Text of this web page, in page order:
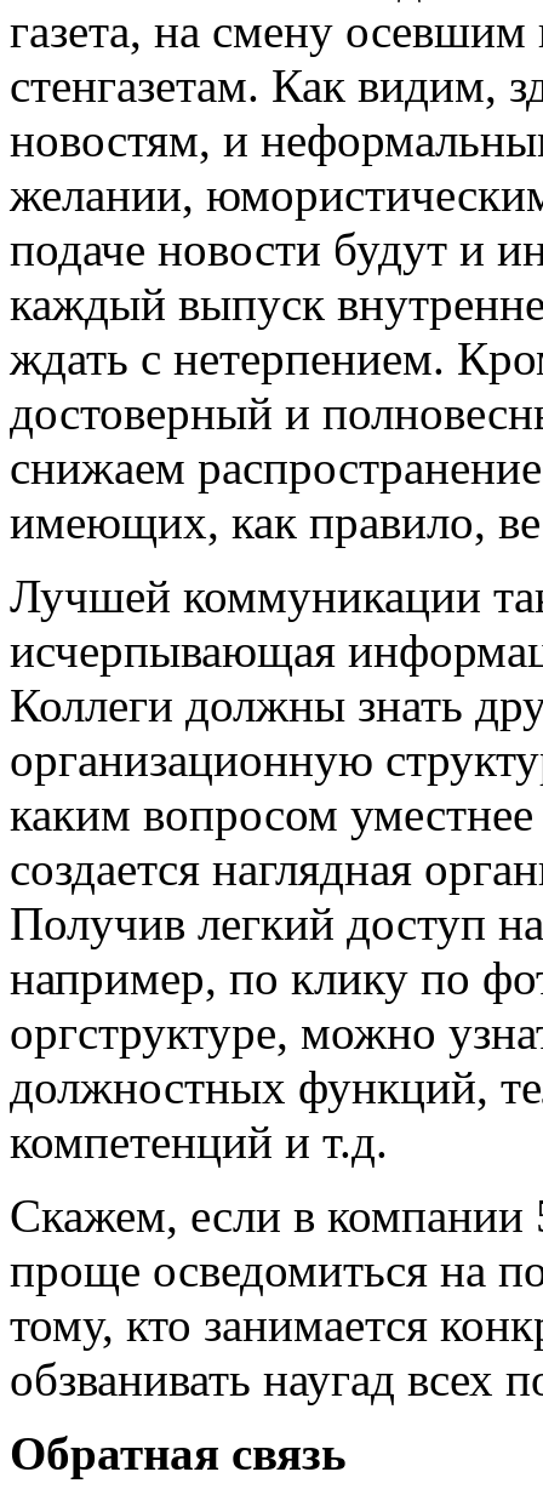
газета, на смену
стенгазетам. Как видим,
новостям, и
желании,
подаче новости будут и
каждый выпуск
ждать с нетерпением.
достоверный и
снижаем
имеющих, как правило,
Лучшей коммуникации
исчерпывающая
Коллеги должны знать
организационную
каким вопросом уместнее
создается наглядная
Получив легкий доступ
например, по клику по
оргструктуре, можно
должностных функций,
компетенций и т.д.
Скажем, если в компании
проще осведомиться на
тому, кто занимается
обзванивать наугад всех
Обратная связь